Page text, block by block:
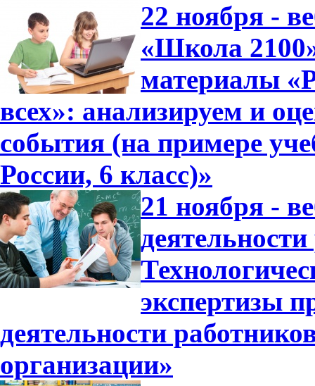
22 ноября -
«Школа
материалы
всех»: анализируем и
события (на примере
России, 6 класс)»
21 ноября -
экспертизы
деятельности
организации»